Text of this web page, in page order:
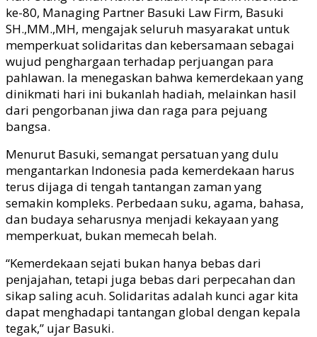
ke-80, Managing Partner Basuki Law Firm, Basuki
SH.,MM.,MH, mengajak seluruh masyarakat untuk
memperkuat solidaritas dan kebersamaan sebagai
wujud penghargaan terhadap perjuangan para
pahlawan. Ia menegaskan bahwa kemerdekaan yang
dinikmati hari ini bukanlah hadiah, melainkan hasil
dari pengorbanan jiwa dan raga para pejuang
bangsa.
Menurut Basuki, semangat persatuan yang dulu
mengantarkan Indonesia pada kemerdekaan harus
terus dijaga di tengah tantangan zaman yang
semakin kompleks. Perbedaan suku, agama, bahasa,
dan budaya seharusnya menjadi kekayaan yang
memperkuat, bukan memecah belah.
“Kemerdekaan sejati bukan hanya bebas dari
penjajahan, tetapi juga bebas dari perpecahan dan
sikap saling acuh. Solidaritas adalah kunci agar kita
dapat menghadapi tantangan global dengan kepala
tegak,” ujar Basuki.